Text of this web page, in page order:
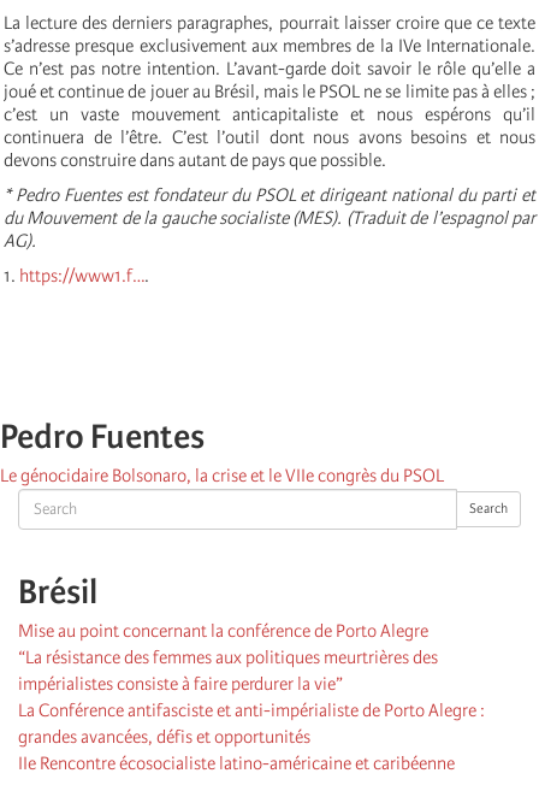
Search Search
Brésil
Mise au point concernant la conférence de Porto Alegre
“La résistance des femmes aux politiques meurtrières des
impérialistes consiste à faire perdurer la vie”
La Conférence antifasciste et anti-impérialiste de Porto Alegre :
grandes avancées, défis et opportunités
IIe Rencontre écosocialiste latino-américaine et caribéenne
La lecture des derniers paragraphes, pourrait laisser croire que ce texte
s’adresse presque exclusivement aux membres de la IVe Internationale.
Ce n’est pas notre intention. L’avant-garde doit savoir le rôle qu’elle a
joué et continue de jouer au Brésil, mais le PSOL ne se limite pas à elles ;
c’est un vaste mouvement anticapitaliste et nous espérons qu’il
continuera de l’être. C’est l’outil dont nous avons besoins et nous
devons construire dans autant de pays que possible.
* Pedro Fuentes est fondateur du PSOL et dirigeant national du parti et
du Mouvement de la gauche socialiste (MES). (Traduit de l’espagnol par
AG).
1. https://www1.f….
Pedro Fuentes
Le génocidaire Bolsonaro, la crise et le VIIe congrès du PSOL